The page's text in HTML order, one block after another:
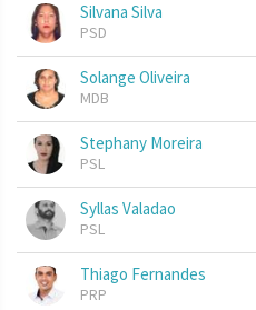
Silvana Silva
PSD
Solange Oliveira
MDB
Stephany Moreira
PSL
Syllas Valadao
PSL
Thiago Fernandes
PRP